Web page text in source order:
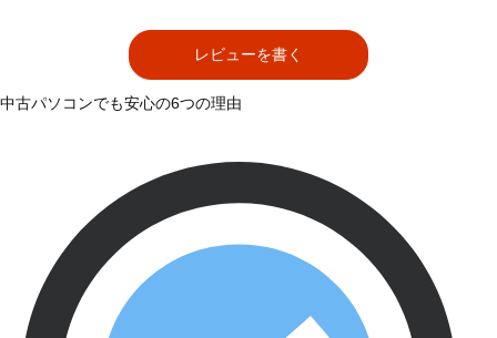
レビューを書く
中古パソコンでも安心の6つの理由